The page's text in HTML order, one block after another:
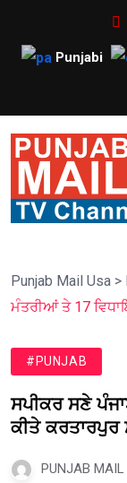
Punjabi
Punjab Mail Usa >
ਮੰਤਰੀਆਂ ਤੇ 17
#PUNJAB
ਸਪੀਕਰ ਸਣੇ
ਕੀਤੇ ਕਰਤਾਰਪੁਰ
PUNJAB